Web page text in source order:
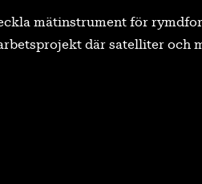
mätinstrument för
där satelliter och